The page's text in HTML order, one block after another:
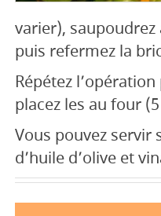
varier),
puis refermez la
Répétez
placez les au four
Vous pouvez servir
d’huile d’olive et